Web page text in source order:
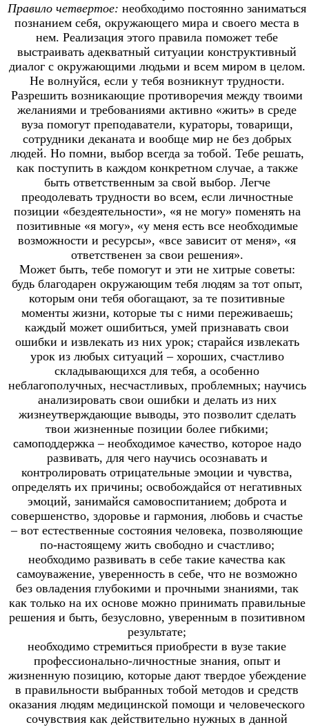
Правило четвертое: необходимо постоянно заниматься
познанием себя, окружающего мира и своего места в
нем. Реализация этого правила поможет тебе
выстраивать адекватный ситуации конструктивный
диалог с окружающими людьми и всем миром в целом.
Не волнуйся, если у тебя возникнут трудности.
Разрешить возникающие противоречия между твоими
желаниями и требованиями активно «жить» в среде
вуза помогут преподаватели, кураторы, товарищи,
сотрудники деканата и вообще мир не без добрых
людей. Но помни, выбор всегда за тобой. Тебе решать,
как поступить в каждом конкретном случае, а также
быть ответственным за свой выбор. Легче
преодолевать трудности во всем, если личностные
позиции «бездеятельности», «я не могу» поменять на
позитивные «я могу», «у меня есть все необходимые
возможности и ресурсы», «все зависит от меня», «я
ответственен за свои решения».
Может быть, тебе помогут и эти не хитрые советы:
будь благодарен окружающим тебя людям за тот опыт,
которым они тебя обогащают, за те позитивные
моменты жизни, которые ты с ними переживаешь;
каждый может ошибиться, умей признавать свои
ошибки и извлекать из них урок; старайся извлекать
урок из любых ситуаций – хороших, счастливо
складывающихся для тебя, а особенно
неблагополучных, несчастливых, проблемных; научись
анализировать свои ошибки и делать из них
жизнеутверждающие выводы, это позволит сделать
твои жизненные позиции более гибкими;
самоподдержка – необходимое качество, которое надо
развивать, для чего научись осознавать и
контролировать отрицательные эмоции и чувства,
определять их причины; освобождайся от негативных
эмоций, занимайся самовоспитанием; доброта и
совершенство, здоровье и гармония, любовь и счастье
– вот естественные состояния человека, позволяющие
по-настоящему жить свободно и счастливо;
необходимо развивать в себе такие качества как
самоуважение, уверенность в себе, что не возможно
без овладения глубокими и прочными знаниями, так
как только на их основе можно принимать правильные
решения и быть, безусловно, уверенным в позитивном
результате;
необходимо стремиться приобрести в вузе такие
профессионально-личностные знания, опыт и
жизненную позицию, которые дают твердое убеждение
в правильности выбранных тобой методов и средств
оказания людям медицинской помощи и человеческого
сочувствия как действительно нужных в данной